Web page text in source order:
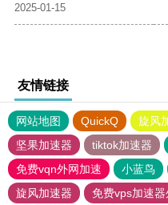
2025-01-15
友情链接
网站地图 QuickQ 旋风
坚果加速器
tiktok加速器
免费vqn外网加速
小蓝鸟
旋风加速器
免费vps加速